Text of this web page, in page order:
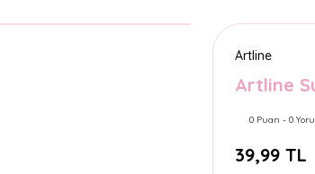
Artline
Artline
0 Puan - 0
39,99 TL